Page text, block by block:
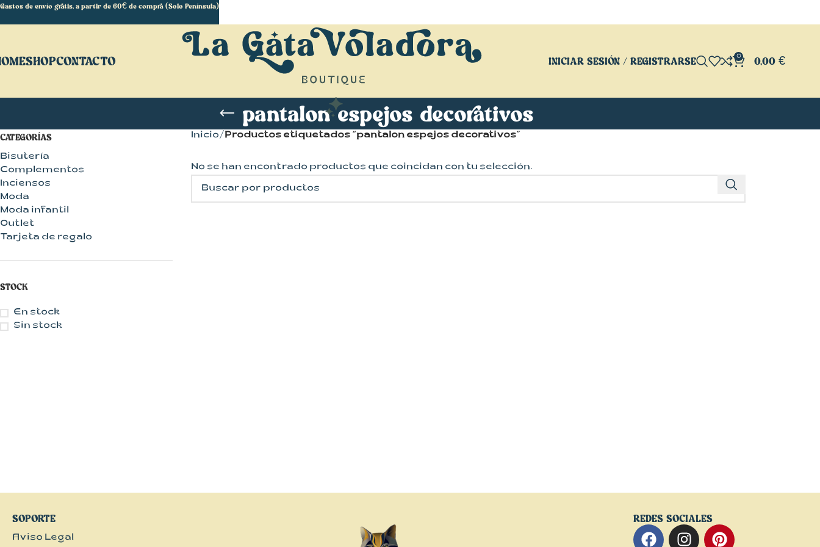
SHOP
Jerseys
CONTACTO INICIAR SESIÓN / REGISTRARSE 0 0,00 €
pantalon espejos decorativos
CATEGORÍAS
Bisutería
Complementos
Inciensos
Moda
Moda infantil
Outlet
Tarjeta de regalo
STOCK
En stock
Sin stock
Inicio Productos etiquetados “pantalon espejos decorativos”
No se han encontrado productos que coincidan con tu selección.
SOPORTE
Aviso Legal
REDES SOCIALES
Gastos de envío gratis, a partir de 60€ de compra (Solo Península)